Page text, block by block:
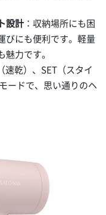
設計：収納場所にも困
びにも便利です。軽量
力です。
速乾）、SET（スタイ
ードで、思い通りのヘ